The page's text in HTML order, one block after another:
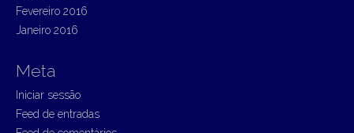
Fevereiro 2016
Janeiro 2016
Meta
Iniciar sessão
Feed de entradas